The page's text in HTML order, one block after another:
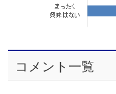
コメント一覧